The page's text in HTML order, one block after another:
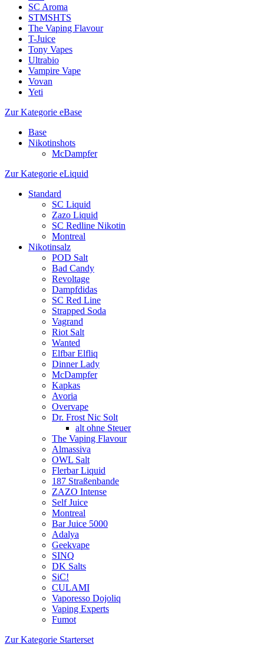
SC Aroma
STMSHTS
The Vaping Flavour
T-Juice
Tony Vapes
Ultrabio
Vampire Vape
Vovan
Yeti
Zur Kategorie eBase
Base
Nikotinshots
McDampfer
Zur Kategorie eLiquid
Standard
SC Liquid
Zazo Liquid
SC Redline Nikotin
Montreal
Nikotinsalz
POD Salt
Bad Candy
Revoltage
Dampfdidas
SC Red Line
Strapped Soda
Vagrand
Riot Salt
Wanted
Elfbar Elfliq
Dinner Lady
McDampfer
Kapkas
Avoria
Overvape
Dr. Frost Nic Solt
alt ohne Steuer
The Vaping Flavour
Almassiva
OWL Salt
Flerbar Liquid
187 Straßenbande
ZAZO Intense
Self Juice
Montreal
Bar Juice 5000
Adalya
Geekvape
SINQ
DK Salts
SiC!
CULAMI
Vaporesso Dojoliq
Vaping Experts
Fumot
Zur Kategorie Starterset